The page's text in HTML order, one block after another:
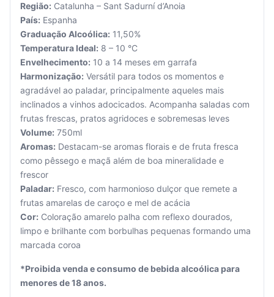
Seu
está
vazio.
Adicione
produtos
para
Região: Catalunha – Sant Sadurní d’Anoia
País: Espanha
Graduação Alcoólica: 11,50%
Temperatura Ideal: 8 – 10 °C
Envelhecimento: 10 a 14 meses em garrafa
Harmonização: Versátil para todos os momentos e
agradável ao paladar, principalmente aqueles mais
inclinados a vinhos adocicados. Acompanha saladas com
frutas frescas, pratos agridoces e sobremesas leves
Volume: 750ml
Aromas: Destacam-se aromas florais e de fruta fresca
como pêssego e maçã além de boa mineralidade e
frescor
Paladar: Fresco, com harmonioso dulçor que remete a
frutas amarelas de caroço e mel de acácia
Cor: Coloração amarelo palha com reflexo dourados,
limpo e brilhante com borbulhas pequenas formando uma
marcada coroa
*Proibida venda e consumo de bebida alcoólica para
menores de 18 anos.